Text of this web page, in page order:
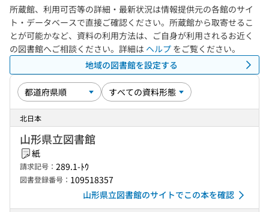
所蔵館、利用可否等の詳細・最新状況は情報提供元の各館のサイ
ト・データベースで直接ご確認ください。所蔵館から取寄せるこ
とが可能かなど、資料の利用方法は、ご自身が利用されるお近く
の図書館へご相談ください。詳細は ヘルプ をご覧ください。
地域の図書館を設定する
北日本
山形県立図書館
紙
請求記号： 289.1-ﾄｳ
図書登録番号： 109518357
山形県立図書館のサイトでこの本を確認